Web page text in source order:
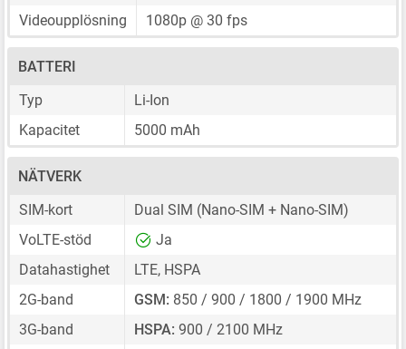
Videoupplösning
1080p @ 30 fps
BATTERI
Typ
Li-Ion
Kapacitet
5000 mAh
NÄTVERK
SIM-kort
Dual SIM (Nano-SIM + Nano-SIM)
VoLTE-stöd
Ja
Datahastighet
LTE, HSPA
2G-band
GSM: 850 / 900 / 1800 / 1900 MHz
3G-band
HSPA: 900 / 2100 MHz